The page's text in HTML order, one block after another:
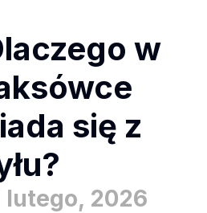
w
się z
lutego, 2026